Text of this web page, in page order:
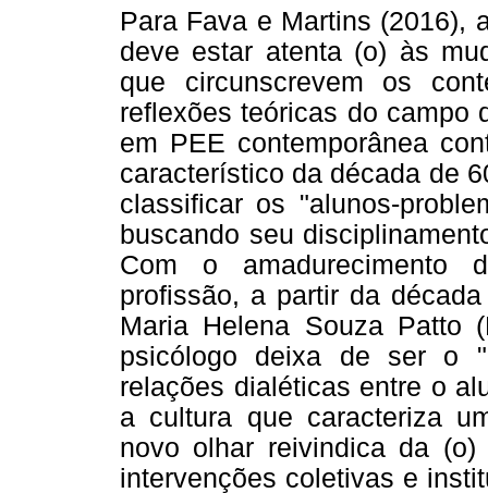
Para Fava e Martins (2016),
deve estar atenta (o) às
que circunscrevem os
reflexões teóricas do campo
em PEE contemporânea
característico da década de
classificar os "alunos-
buscando seu
Com o amadurecimento
profissão, a partir da
Maria Helena Souza Patto
psicólogo deixa de ser o
relações dialéticas entre o
a cultura que caracteriza
novo olhar reivindica da
intervenções coletivas e